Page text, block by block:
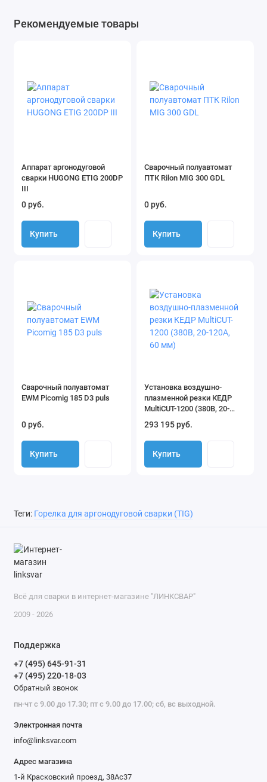
Рекомендуемые товары
Аппарат аргонодуговой
сварки HUGONG ETIG 200DP
III
0 руб.
Купить
Сварочный полуавтомат
ПТК Rilon MIG 300 GDL
0 руб.
Купить
Сварочный полуавтомат
EWM Picomig 185 D3 puls
0 руб.
Купить
Установка воздушно-
плазменной резки КЕДР
MultiCUT-1200 (380В, 20-
120А, 60 мм)
293 195 руб.
Купить
Теги: Горелка для аргонодуговой сварки (TIG)
Всё для сварки в интернет-магазине "ЛИНКСВАР"
2009 - 2026
Поддержка
+7 (495) 645-91-31
+7 (495) 220-18-03
Обратный звонок
пн-чт с 9.00 до 17.30; пт с 9.00 до 17.00; сб, вс выходной.
Электронная почта
info@linksvar.com
Адрес магазина
1-й Красковский проезд, 38Ас37